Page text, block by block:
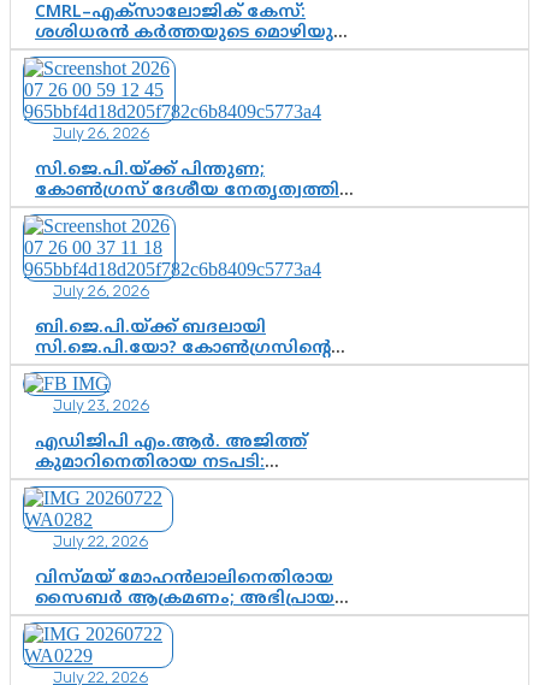
CMRL–എക്‌സാലോജിക് കേസ്:
ശശിധരൻ കർത്തയുടെ മൊഴിയുടെ
അടിസ്ഥാനത്തിൽ പിണറായി
വിജയനെ ചോദ്യം ചെയ്യുന്നതിൽ ഉടൻ
തീരുമാനം; വീണയ്‌ക്കെതിരെ
കൂടുതൽ തെളിവുകൾ പരിശോധിച്ച്
ഇഡി
July 26, 2026
സി.ജെ.പി.യ്ക്ക് പിന്തുണ;
കോൺഗ്രസ് ദേശീയ നേതൃത്വത്തിൽ
ആശങ്കയോ? പാർട്ടിക്കുള്ളിൽ
ഭിന്നാഭിപ്രായമെന്ന വിലയിരുത്തൽ
July 26, 2026
ബി.ജെ.പി.യ്ക്ക് ബദലായി
സി.ജെ.പി.യോ? കോൺഗ്രസിന്റെ
രാഷ്ട്രീയ ഇടം കൈവശപ്പെടുത്താൻ
സിജെപി ഉയർന്നുകഴിഞ്ഞോ?
ഇന്ത്യൻ രാഷ്ട്രീയത്തിലെ പുതിയ
വഴിത്തിരിവ്
July 23, 2026
എഡിജിപി എം.ആർ. അജിത്ത്
കുമാറിനെതിരായ നടപടി:
സസ്പെൻഷനിൽ ഒതുങ്ങുമോ,
അതോ കൂടുതൽ കടുത്ത
നടപടികളിലേക്കോ?
July 22, 2026
വിസ്മയ് മോഹൻലാലിനെതിരായ
സൈബർ ആക്രമണം; അഭിപ്രായ
സ്വാതന്ത്ര്യത്തെ നിശ്ശബ്ദമാക്കുന്ന
ഡിജിറ്റൽ ഗുണ്ടായിസത്തിന് അറുതി
വേണം
July 22, 2026